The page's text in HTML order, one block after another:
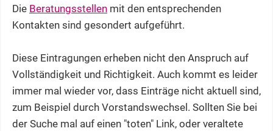
Die Beratungsstellen mit den entsprechenden
Kontakten sind gesondert aufgeführt.
Diese Eintragungen erheben nicht den Anspruch auf
Vollständigkeit und Richtigkeit. Auch kommt es leider
immer mal wieder vor, dass Einträge nicht aktuell sind,
zum Beispiel durch Vorstandswechsel. Sollten Sie bei
der Suche mal auf einen "toten" Link, oder veraltete